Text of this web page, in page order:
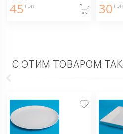
45 грн. 30
С ЭТИМ ТОВАРОМ